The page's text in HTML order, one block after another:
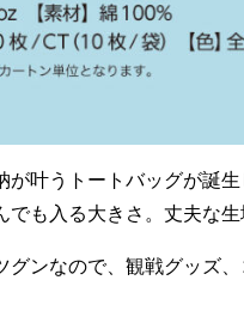
叶うトートバッグが誕生
でも入る大きさ。丈夫な
グンなので、観戦グッズ